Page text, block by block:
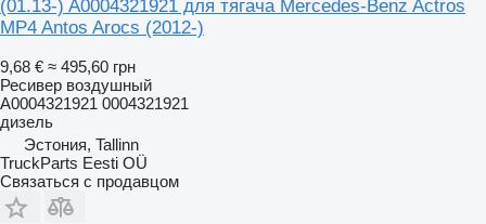
(01.13-) A0004321921 для тягача Mercedes-Benz Actros
MP4 Antos Arocs (2012-)
9,68 € ≈ 495,60 грн
Ресивер воздушный
A0004321921 0004321921
дизель
Эстония, Tallinn
TruckParts Eesti OÜ
Связаться с продавцом